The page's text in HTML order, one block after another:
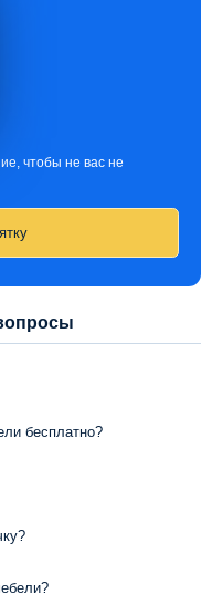
чтобы не вас не
бесплатно?